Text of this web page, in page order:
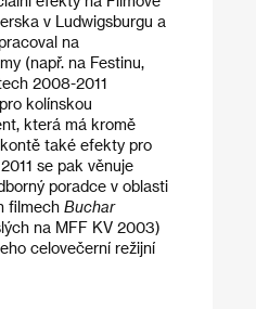
v Ludwigsburgu a
na
(např. na Festinu,
2008-2011
kolínskou
která má kromě
také efekty pro
se pak věnuje
poradce v oblasti
filmech Buchar
na MFF KV 2003)
celovečerní režijní